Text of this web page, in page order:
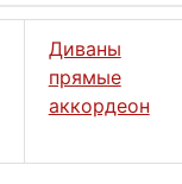
Диваны
прямые
аккордеон